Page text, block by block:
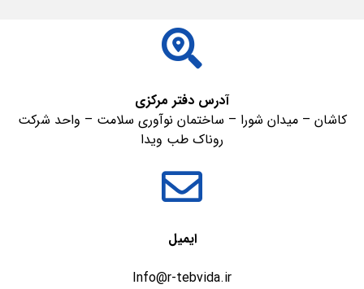
آدرس دفتر مرکزی
کاشان – میدان شورا – ساختمان نوآوری سلامت – واحد شرکت
روناک طب ویدا
ایمیل
Info@r-tebvida.ir